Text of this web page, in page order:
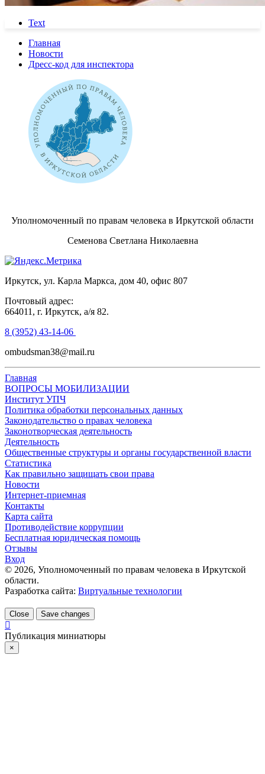
Text
Главная
Новости
Дресс-код для инспектора
Уполномоченный по правам человека в Иркутской области
Семенова Светлана Николаевна
Иркутск, ул. Карла Маркса, дом 40, офис 807
Почтовый адрес:
664011, г. Иркутск, а/я 82.
8 (3952) 43-14-06
ombudsman38@mail.ru
Главная
ВОПРОСЫ МОБИЛИЗАЦИИ
Институт УПЧ
Политика обработки персональных данных
Законодательство о правах человека
Законотворческая деятельность
Деятельность
Общественные структуры и органы государственной власти
Статистика
Как правильно защищать свои права
Новости
Интернет-приемная
Контакты
Карта сайта
Противодействие коррупции
Бесплатная юридическая помощь
Отзывы
Вход
© 2026, Уполномоченный по правам человека в Иркутской
области.
Разработка сайта: Виртуальные технологии
Close Save changes
Публикация миниатюры
×